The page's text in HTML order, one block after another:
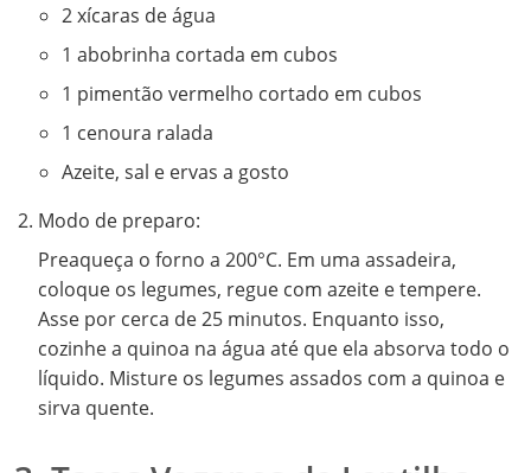
2 xícaras de água
1 abobrinha cortada em cubos
1 pimentão vermelho cortado em cubos
1 cenoura ralada
Azeite, sal e ervas a gosto
Modo de preparo:
Preaqueça o forno a 200°C. Em uma assadeira,
coloque os legumes, regue com azeite e tempere.
Asse por cerca de 25 minutos. Enquanto isso,
cozinhe a quinoa na água até que ela absorva todo o
líquido. Misture os legumes assados com a quinoa e
sirva quente.